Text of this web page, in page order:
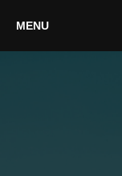
MENU